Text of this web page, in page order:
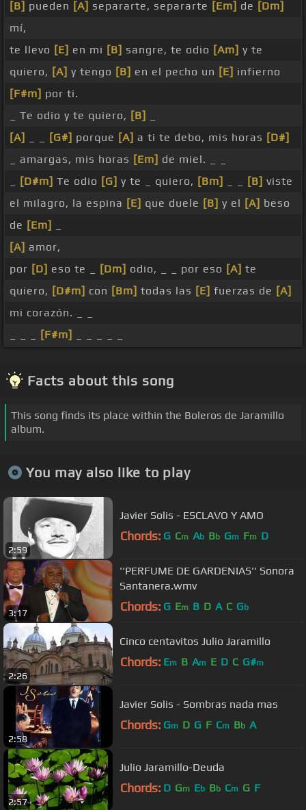
[B] pueden [A] separarte, separarte [Em] de [Dm]
mí,
te llevo [E] en mi [B] sangre, te odio [Am] y te
quiero, [A] y tengo [B] en el pecho un [E] infierno
[F#m] por ti.
_ Te odio y te quiero, [B]
[A]
[G#] porque [A] a ti te debo, mis horas [D#]
_ amargas, mis horas [Em] de miel. _ _
[D#m] Te odio [G] y te _ quiero, [Bm] [B] viste
el milagro, la espina [E] que duele [B] y el [A] beso
de [Em]
[A] amor,
por [D] eso te _ [Dm] odio, _ _ por eso [A] te
quiero, [D#m] con [Bm] todas las [E] fuerzas de [A]
mi corazón. _ _
[F#m]
Facts about this song
This song finds its place within the Boleros de Jaramillo
album.
You may also like to play
2:59
Javier Solis - ESCLAVO Y AMO
Chords: G Cm Ab Bb Gm Fm D
3:17
''PERFUME DE GARDENIAS'' Sonora
Santanera.wmv
Chords: G Em B D A C Gb
2:26
Cinco centavitos Julio Jaramillo
Chords: Em B Am E D C G#m
2:58
Javier Solis - Sombras nada mas
Chords: Gm D G F Cm Bb A
2:57
Julio Jaramillo-Deuda
Chords: D Gm Eb Bb Cm G F